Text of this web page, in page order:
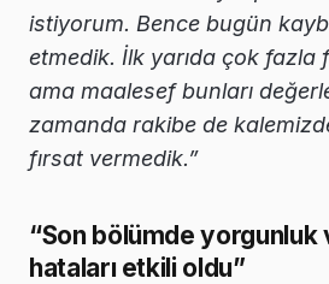
istiyorum. Bence bugün
etmedik. İlk yarıda çok fazla
ama maalesef bunları
zamanda rakibe de
fırsat vermedik.”
“Son bölümde yorgunluk
hataları etkili oldu”